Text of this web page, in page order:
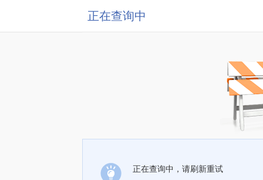
正在查询中
正在查询中，请刷新重试